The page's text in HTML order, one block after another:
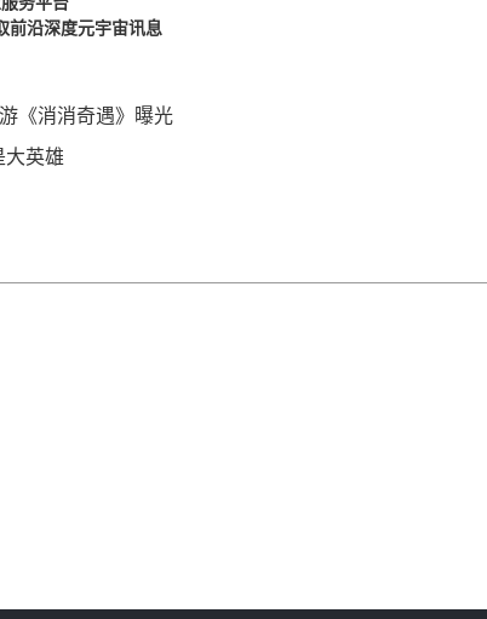
前沿深度元宇宙讯息
《消消奇遇》曝光
大英雄